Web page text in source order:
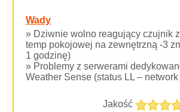
Wady
» Dziwnie wolno reagujący czujnik
temp pokojowej na zewnętrzną -3
1 godzinę)
» Problemy z serwerami
Weather Sense (status LL – network
Jakość